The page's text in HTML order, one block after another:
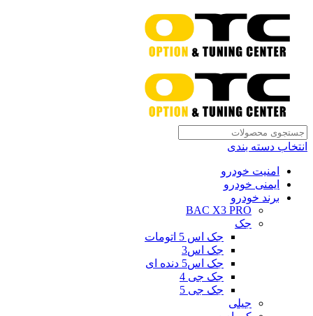
انتخاب دسته بندی
امنیت خودرو
ایمنی خودرو
برند خودرو
BAC X3 PRO
جک
جک اس 5 اتومات
جک اس3
جک اس5 دنده ای
جک جی 4
جک جی 5
جیلی